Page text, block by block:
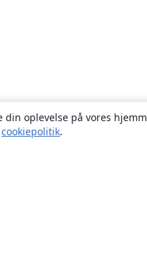
din oplevelse på vores
cookiepolitik.